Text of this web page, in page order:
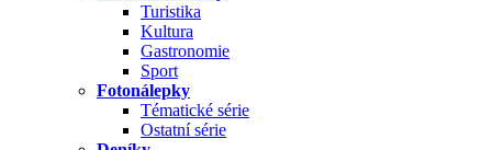
Turistika
Kultura
Gastronomie
Sport
Fotonálepky
Tématické série
Ostatní série